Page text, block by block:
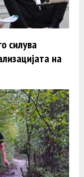
силува
на